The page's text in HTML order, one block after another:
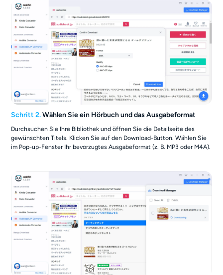
Schritt 2.Wählen Sie ein Hörbuch und das Ausgabeformat
Durchsuchen Sie Ihre Bibliothek und öffnen Sie die Detailseite des
gewünschten Titels. Klicken Sie auf den Download-Button. Wählen Sie
im Pop-up-Fenster Ihr bevorzugtes Ausgabeformat (z. B. MP3 oder M4A).